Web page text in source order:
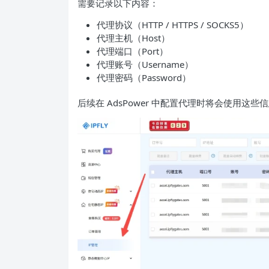
需要记录以下内容：
代理协议（HTTP / HTTPS / SOCKS5）
代理主机（Host）
代理端口（Port）
代理账号（Username）
代理密码（Password）
后续在 AdsPower 中配置代理时将会使用这些